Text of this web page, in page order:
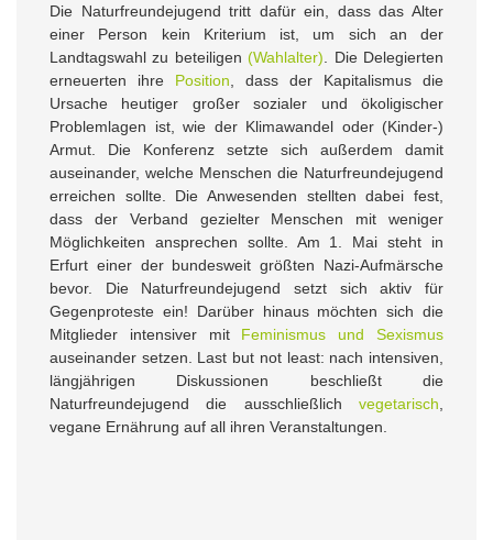
Die Naturfreundejugend tritt dafür ein, dass das Alter
einer Person kein Kriterium ist, um sich an der
Landtagswahl zu beteiligen(Wahlalter) . Die Delegierten
erneuerten ihre Position , dass der Kapitalismus die
Ursache heutiger großer sozialer und ökoligischer
Problemlagen ist, wie der Klimawandel oder (Kinder-)
Armut. Die Konferenz setzte sich außerdem damit
auseinander, welche Menschen die Naturfreundejugend
erreichen sollte. Die Anwesenden stellten dabei fest,
dass der Verband gezielter Menschen mit weniger
Möglichkeiten ansprechen sollte. Am 1. Mai steht in
Erfurt einer der bundesweit größten Nazi-Aufmärsche
bevor. Die Naturfreundejugend setzt sich aktiv für
Gegenproteste ein! Darüber hinaus möchten sich die
Mitglieder intensiver mit Feminismus und Sexismus
auseinander setzen. Last but not least: nach intensiven,
längjährigen Diskussionen beschließt die
Naturfreundejugend die ausschließlich vegetarisch
vegane Ernährung auf all ihren Veranstaltungen.